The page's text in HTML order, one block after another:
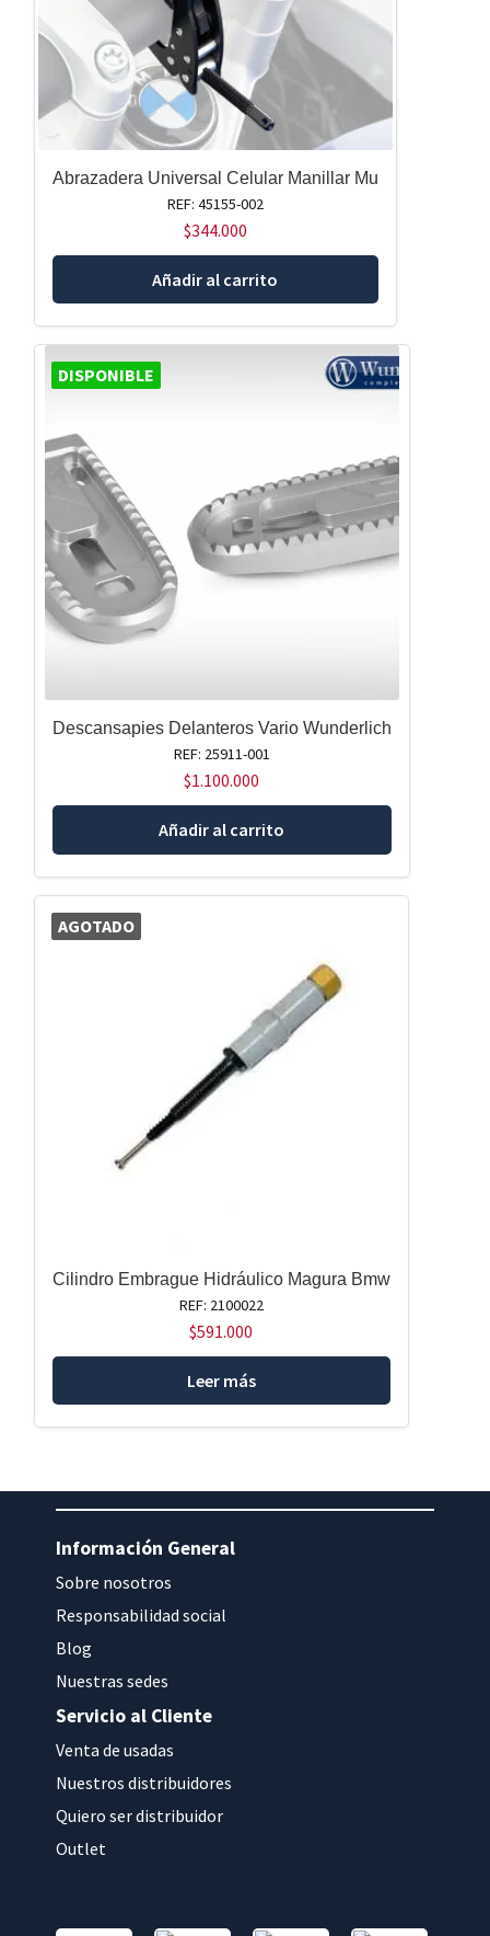
Abrazadera Universal Celular Manillar Mu
REF: 45155-002
$344.000
Añadir al carrito
DISPONIBLE
Descansapies Delanteros Vario Wunderlich
REF: 25911-001
$1.100.000
Añadir al carrito
AGOTADO
Cilindro Embrague Hidráulico Magura Bmw
REF: 2100022
$591.000
Leer más
Información General
Sobre nosotros
Responsabilidad social
Blog
Nuestras sedes
Servicio al Cliente
Venta de usadas
Nuestros distribuidores
Quiero ser distribuidor
Outlet